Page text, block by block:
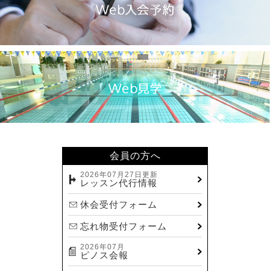
会員の方へ
2026年07月27日更新
レッスン代行情報
休会受付フォーム
忘れ物受付フォーム
2026年07月
ピノス会報